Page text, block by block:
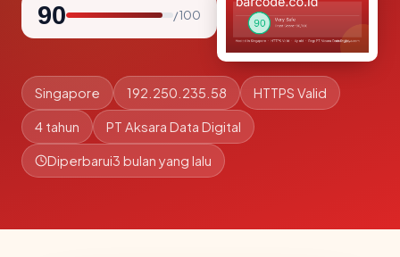
90 / 100
Singapore 192.250.235.58 HTTPS Valid
4 tahun PT Aksara Data Digital
Diperbarui3 bulan yang lalu